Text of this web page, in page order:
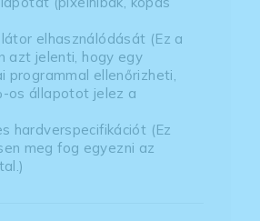
elhasználódását (Ez a
azt jelenti, hogy egy
programmal ellenőrizheti,
os állapotot jelez a
hardverspecifikációt (Ez
meg fog egyezni az